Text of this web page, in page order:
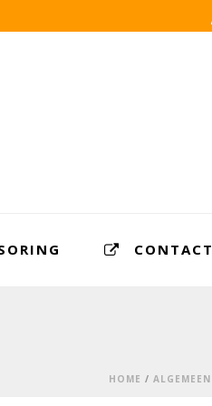
CONTACT
HOME / ALGEMEEN